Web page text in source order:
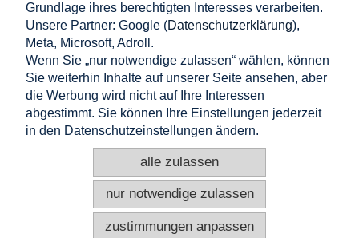
Mein Konto
Information
KONTAKT
Altamira Sp. z o. o.
Budowlanych 6/51, 95-040 Koluszki, Polen
+48 724 999 949
info@e-altamira.de
Kundenservice: Mo–Fr 8:00–16:00
Grundlage ihres berechtigten Interesses verarbeiten.
Unsere Partner: Google (Datenschutzerklärung),
Meta, Microsoft, Adroll.
Wenn Sie „nur notwendige zulassen“ wählen, können
Sie weiterhin Inhalte auf unserer Seite ansehen, aber
die Werbung wird nicht auf Ihre Interessen
abgestimmt. Sie können Ihre Einstellungen jederzeit
in den Datenschutzeinstellungen ändern.
nur notwendige zulassen
zustimmungen anpassen
alle zulassen